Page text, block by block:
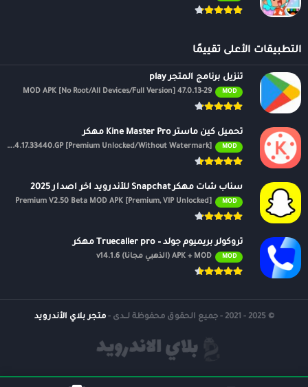
التطبيقات الأعلى تقييمًا
تنزيل برنامج المتجر play
MOD
47.0.13-29 MOD APK [No Root/All Devices/Full Version]
تحميل كين ماستر Kine Master Pro مهكر
MOD
APK v7.4.17.33440.GP [Premium Unlocked/Without Watermark]
سناب شات مهكر Snapchat للأندرويد اخر اصدار 2025
MOD
Premium V2.50 Beta MOD APK [Premium, VIP Unlocked]
تروكولر بريميوم جولد – Truecaller pro مهكر
MOD APK + MOD (الذهبي مجانًا) v14.1.6
© 2025 - 2021 - جميع الحقوق محفوظة لــدى - متجر بلاي الأندرويد